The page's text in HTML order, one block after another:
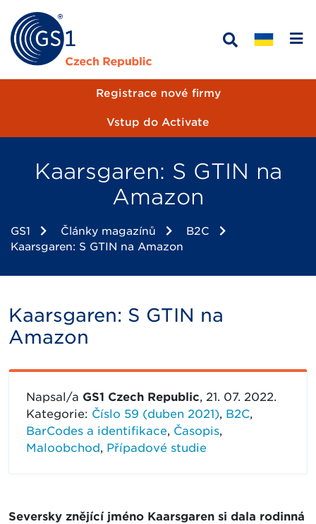
Registrace nové firmy
Vstup do Activate
Kaarsgaren: S GTIN na
Amazon
GS1 Články magazínů
B2C
Kaarsgaren: S GTIN na Amazon
Kaarsgaren: S GTIN na
Amazon
Napsal/a GS1 Czech Republic, 21. 07. 2022.
Kategorie: Číslo 59 (duben 2021), B2C,
BarCodes a identifikace, Časopis,
Maloobchod, Případové studie
Seversky znějící jméno Kaarsgaren si dala rodinná